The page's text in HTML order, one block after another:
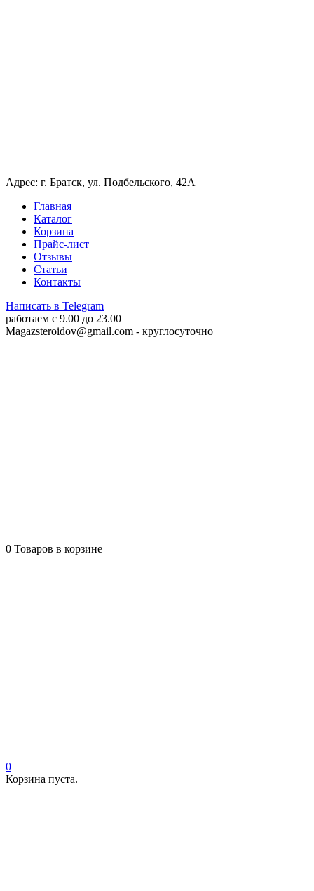
Адрес: г. Братск, ул. Подбельского, 42А
Главная
Каталог
Корзина
Прайс-лист
Отзывы
Статьи
Контакты
Написать в Telegram
работаем c 9.00 до 23.00
Magazsteroidov@gmail.com - круглосуточно
0 Товаров в корзине
0
Корзина пуста.